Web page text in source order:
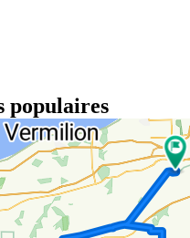
populaires